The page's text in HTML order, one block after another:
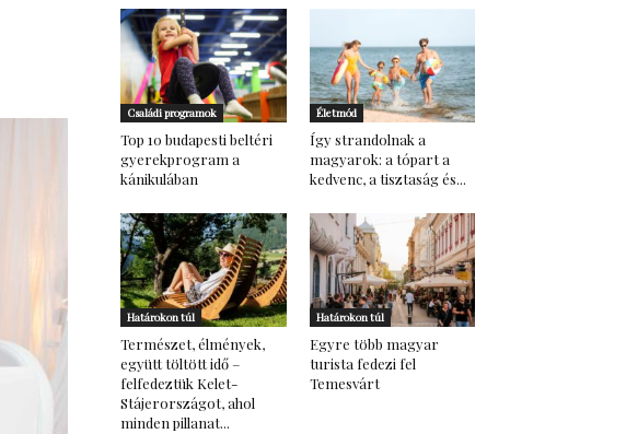
Családi programok
Top 10 budapesti beltéri
gyerekprogram a
kánikulában
Életmód
Így strandolnak a
magyarok: a tópart a
kedvenc, a tisztaság és...
Határokon túl
Természet, élmények,
együtt töltött idő –
felfedeztük Kelet-
Stájerországot, ahol
minden pillanat...
Határokon túl
Egyre több magyar
turista fedezi fel
Temesvárt